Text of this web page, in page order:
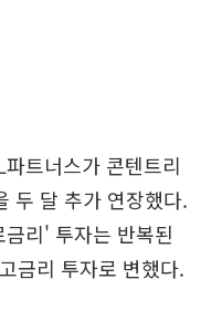
트너스가 콘텐트리
두 달 추가 연장했다.
리' 투자는 반복된
금리 투자로 변했다.